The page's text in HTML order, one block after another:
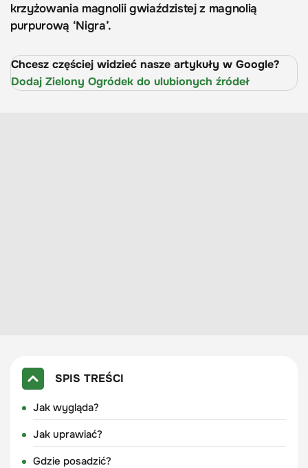
krzyżowania magnolii gwiaździstej z magnolią
purpurową ‘Nigra’.
Chcesz częściej widzieć nasze artykuły w Google?
Dodaj Zielony Ogródek do ulubionych źródeł
SPIS TREŚCI
Jak wygląda?
Jak uprawiać?
Gdzie posadzić?